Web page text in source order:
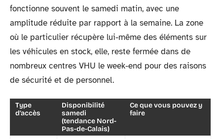
fonctionne souvent le samedi matin, avec une
amplitude réduite par rapport à la semaine. La zone
où le particulier récupère lui-même des éléments sur
les véhicules en stock, elle, reste fermée dans de
nombreux centres VHU le week-end pour des raisons
de sécurité et de personnel.
Type
d’accès
Disponibilité
samedi
(tendance Nord-
Pas-de-Calais)
Ce que vous pouvez y
faire